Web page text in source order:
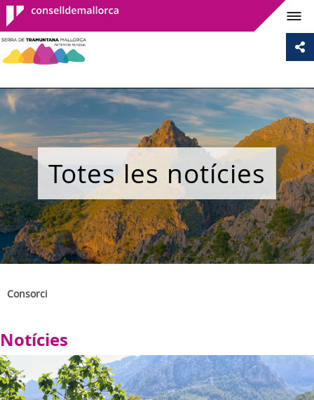
Consell de
Mallorca
Totes les notícies
Consorci
Notícies